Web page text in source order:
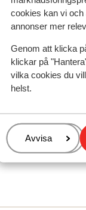
cookies kan vi och
annonser mer
Genom att klicka
klickar på
vilka cookies du
helst.
Hantera
Avvisa
verkligen
en personeel is
is lekker maar
leuke reis
en personeel is
is lekker maar
leuke reis